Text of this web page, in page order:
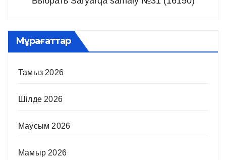
Мұрағаттар
Тамыз 2026
Шілде 2026
Маусым 2026
Мамыр 2026